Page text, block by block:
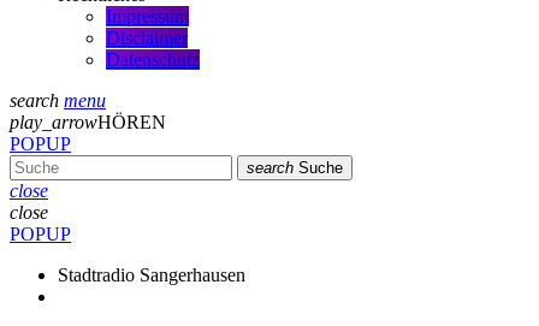
Impressum
Disclaimer
Datenschutz
search menu
play_arrowHÖREN
POPUP
search Suche
close
close
POPUP
Stadtradio Sangerhausen